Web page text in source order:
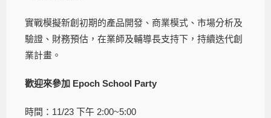
實戰模擬新創初期的產品開發、商業模式、市場分析及
驗證、財務預估，在業師及輔導長支持下，持續迭代創
業計畫。
歡迎來參加 Epoch School Party
時間：11/23 下午 2:00~5:00